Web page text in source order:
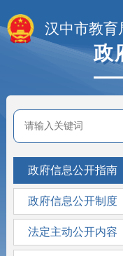
汉中市教育
政
政府信息公开指南
政府信息公开制度
法定主动公开内容